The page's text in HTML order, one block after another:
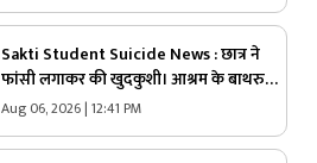
Sakti Student Suicide News : छात्र ने
फांसी लगाकर की खुदकुशी। आश्रम के बाथरुम
में फांसी लगाकर की खुदकुशी
Aug 06, 2026 | 12:41 PM